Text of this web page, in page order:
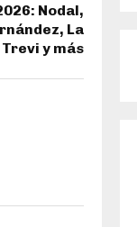
Nodal,
La
y más